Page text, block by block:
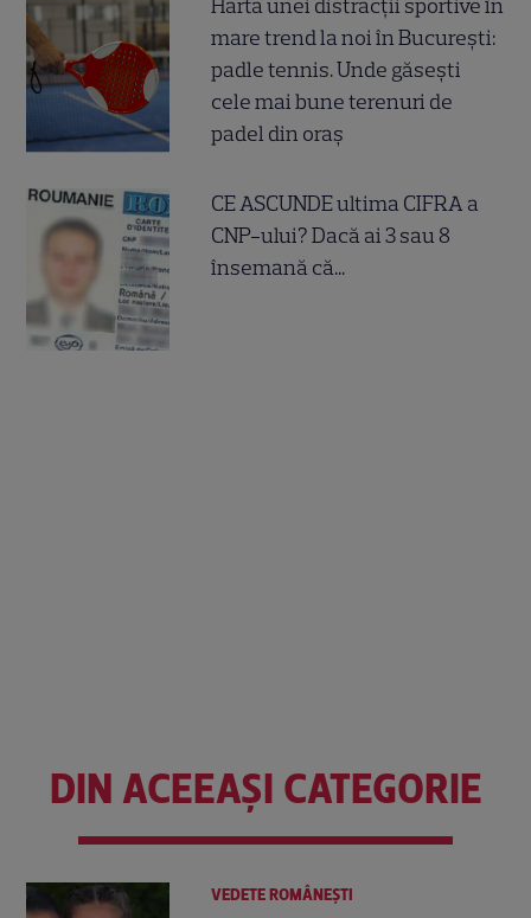
Harta unei distracții sportive în
mare trend la noi în București:
padle tennis. Unde găsești
cele mai bune terenuri de
padel din oraș
CE ASCUNDE ultima CIFRA a
CNP-ului? Dacă ai 3 sau 8
însemană că...
DIN ACEEAȘI CATEGORIE
VEDETE ROMÂNEŞTI